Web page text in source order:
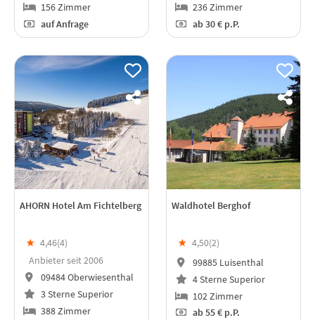
156 Zimmer
auf Anfrage
236 Zimmer
ab30 € p.P.
AHORN Hotel Am Fichtelberg
★ 4,46(4)
Anbieter seit 2006
09484 Oberwiesenthal
3 Sterne Superior
388 Zimmer
Waldhotel Berghof
★ 4,50(2)
99885 Luisenthal
4 Sterne Superior
102 Zimmer
ab55 € p.P.